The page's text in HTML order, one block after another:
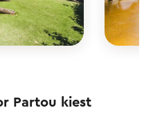
Partou kiest